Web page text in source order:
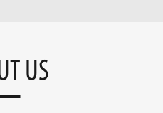
US